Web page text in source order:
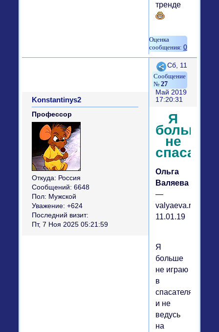
тренде
0
Поделиться
27
Сб, 11
Май 2019
17:20:31
Konstantinys2
Профессор
Откуда: Россия
Сообщений: 6648
Пол: Мужской
Уважение: +624
Последний визит:
Пт, 7 Ноя 2025 05:21:59
Я
больше
не
спасаю
Ольга
Валяева
—
valyaeva.ru
11.01.19
Я
больше
не играю
в
спасателя
и не
ведусь
на